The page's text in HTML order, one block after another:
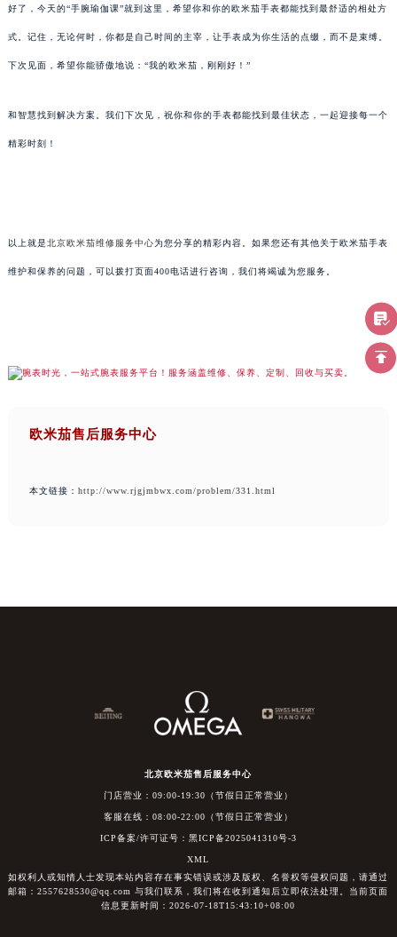
好了，今天的“手腕瑜伽课”就到这里，希望你和你的欧米茄手表都能找到最舒适的相处方
式。记住，无论何时，你都是自己时间的主宰，让手表成为你生活的点缀，而不是束缚。
下次见面，希望你能骄傲地说：“我的欧米茄，刚刚好！”
和智慧找到解决方案。我们下次见，祝你和你的手表都能找到最佳状态，一起迎接每一个
精彩时刻！
以上就是北京欧米茄维修服务中心为您分享的精彩内容。如果您还有其他关于欧米茄手表
维护和保养的问题，可以拨打页面400电话进行咨询，我们将竭诚为您服务。
欧米茄售后服务中心
本文链接： http://www.rjgjmbwx.com/problem/331.html
北京欧米茄售后服务中心
门店营业：09:00-19:30（节假日正常营业）
客服在线：08:00-22:00（节假日正常营业）
ICP备案/许可证号：黑ICP备2025041310号-3
XML
如权利人或知情人士发现本站内容存在事实错误或涉及版权、名誉权等侵权问题，请通过
邮箱：2557628530@qq.com 与我们联系，我们将在收到通知后立即依法处理。当前页面
信息更新时间：2026-07-18T15:43:10+08:00